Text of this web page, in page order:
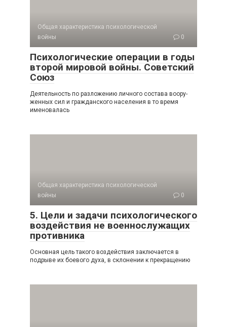
Общая характеристика психологической
войны
0
Психологические операции в годы
второй мировой войны. Советский
Союз
Деятельность по разложению личного состава воору­
женных сил и гражданского населения в то время
имено­валась
Общая характеристика психологической
войны
0
5. Цели и задачи психологического
воздействия не военнослужащих
противника
Основная цель такого воздействия заключается в
подрыве их боевого духа, в склонении к прекращению